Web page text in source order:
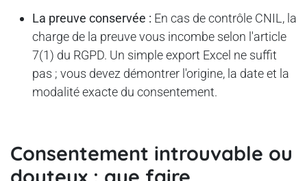
La preuve conservée : En cas de contrôle CNIL, la
charge de la preuve vous incombe selon l'article
7(1) du RGPD. Un simple export Excel ne suffit
pas ; vous devez démontrer l'origine, la date et la
modalité exacte du consentement.
Consentement introuvable ou